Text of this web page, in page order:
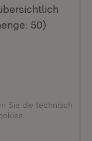
50)
Sie die technisch